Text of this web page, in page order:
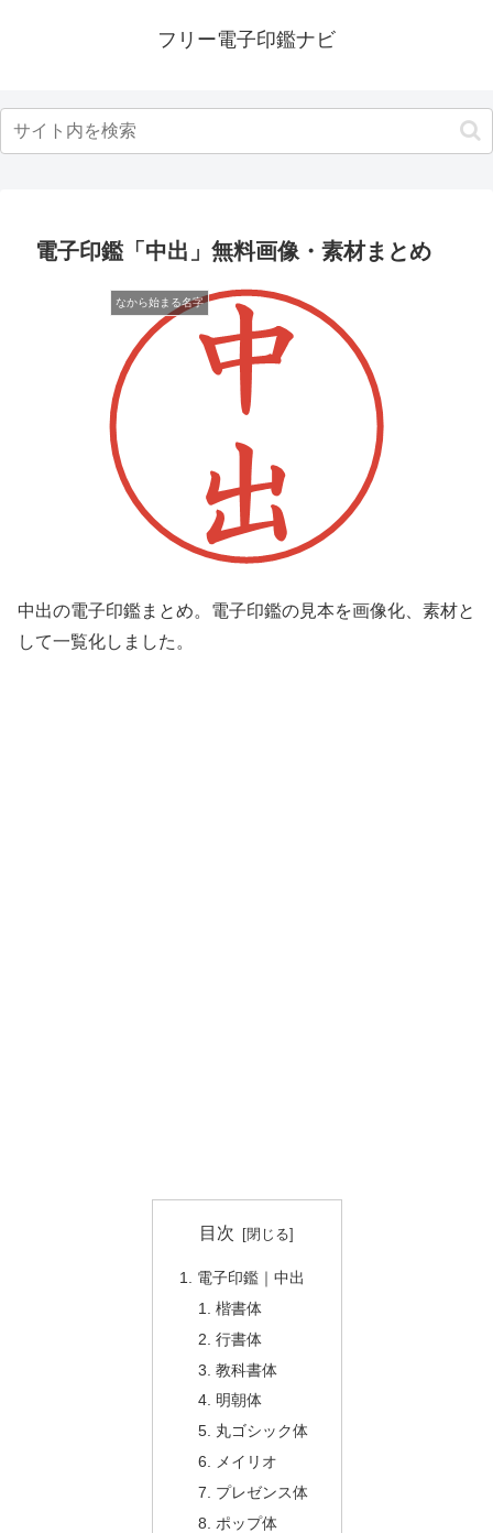
フリー電子印鑑ナビ
電子印鑑「中出」無料画像・素材まとめ
なから始まる名字
中出の電子印鑑まとめ。電子印鑑の見本を画像化、素材と
して一覧化しました。
目次
電子印鑑｜中出
楷書体
行書体
教科書体
明朝体
丸ゴシック体
メイリオ
プレゼンス体
ポップ体